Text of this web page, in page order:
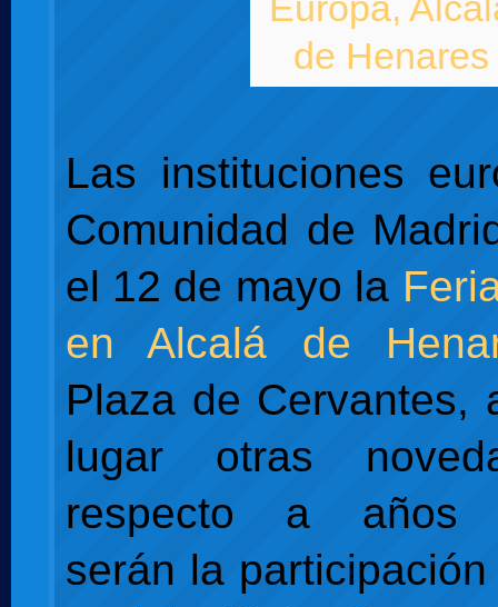
Las instituciones
Comunidad de
el 12 de mayo la
en Alcalá de
Plaza de Cervantes,
lugar otras
respecto a años
serán la